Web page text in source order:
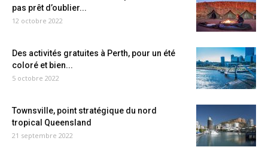
pas prêt d’oublier...
12 octobre 2022
Des activités gratuites à Perth, pour un été
coloré et bien...
5 octobre 2022
Townsville, point stratégique du nord
tropical Queensland
21 septembre 2022